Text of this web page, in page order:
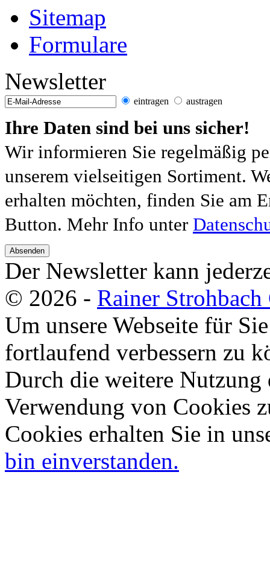
Sitemap
Formulare
Newsletter
eintragen austragen
Ihre Daten sind bei uns sicher!
Wir informieren Sie regelmäßig
unserem vielseitigen Sortiment.
erhalten möchten, finden Sie am
Button. Mehr Info unter
Absenden
Der Newsletter kann
© 2026 - Rainer
Um unsere Webseite für
fortlaufend verbessern zu
Durch die weitere Nutzung
Verwendung von Cookies
Cookies erhalten Sie in
bin einverstanden.